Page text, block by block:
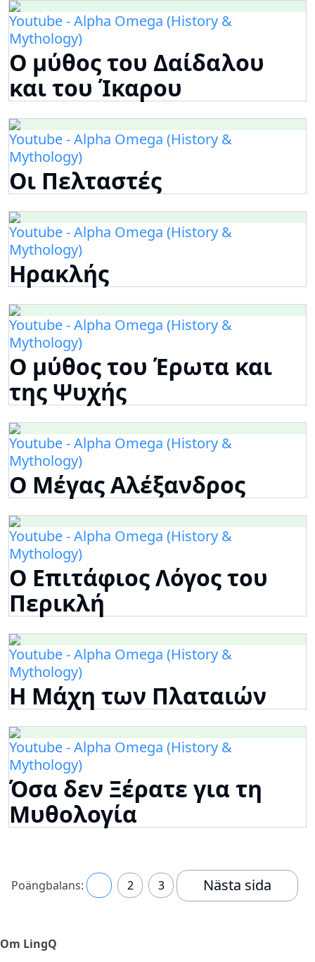
Youtube - Alpha Omega (History &
Mythology)
Ο μύθος του Δαίδαλου
και του Ίκαρου
Youtube - Alpha Omega (History &
Mythology)
Οι Πελταστές
Youtube - Alpha Omega (History &
Mythology)
Ηρακλής
Youtube - Alpha Omega (History &
Mythology)
Ο μύθος του Έρωτα και
της Ψυχής
Youtube - Alpha Omega (History &
Mythology)
Ο Μέγας Αλέξανδρος
Youtube - Alpha Omega (History &
Mythology)
Ο Επιτάφιος Λόγος του
Περικλή
Youtube - Alpha Omega (History &
Mythology)
Η Μάχη των Πλαταιών
Youtube - Alpha Omega (History &
Mythology)
Όσα δεν Ξέρατε για τη
Μυθολογία
Poängbalans: 2 3 Nästa sida
Om LingQ